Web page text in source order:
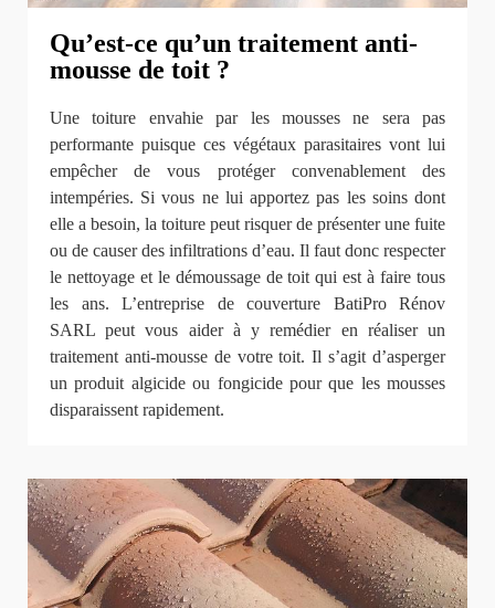
Qu’est-ce qu’un traitement anti-
mousse de toit ?
Une toiture envahie par les mousses ne sera pas
performante puisque ces végétaux parasitaires vont lui
empêcher de vous protéger convenablement des
intempéries. Si vous ne lui apportez pas les soins dont
elle a besoin, la toiture peut risquer de présenter une fuite
ou de causer des infiltrations d’eau. Il faut donc respecter
le nettoyage et le démoussage de toit qui est à faire tous
les ans. L’entreprise de couverture BatiPro Rénov
SARL peut vous aider à y remédier en réaliser un
traitement anti-mousse de votre toit. Il s’agit d’asperger
un produit algicide ou fongicide pour que les mousses
disparaissent rapidement.